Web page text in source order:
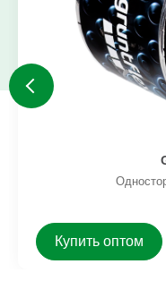
Купить оптом